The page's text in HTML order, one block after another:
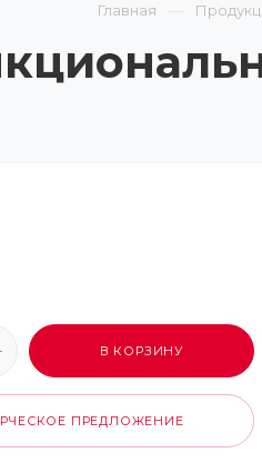
Главная
В КОРЗИНУ
ПРЕДЛОЖЕНИЕ